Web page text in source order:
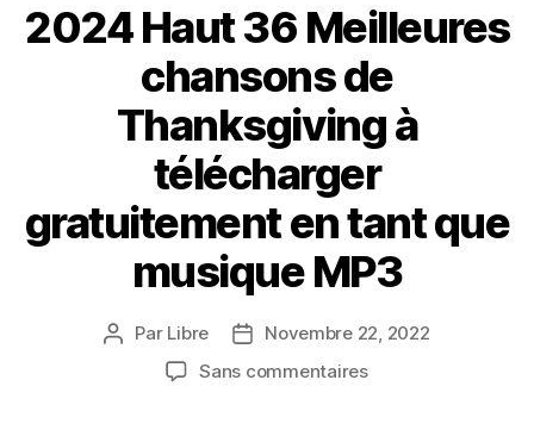
&
Android
2024 Haut 36 Meilleures
chansons de
Thanksgiving à
télécharger
gratuitement en tant que
musique MP3
Auteur
message
Par Libre
DateNovembre 22, 2022
Sans commentairessur